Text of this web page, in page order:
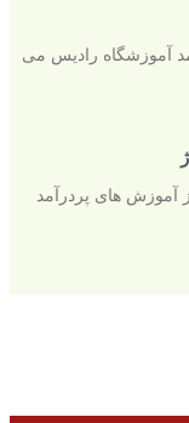
آموزشگاه رادیس می
آموزش های پردرآمد